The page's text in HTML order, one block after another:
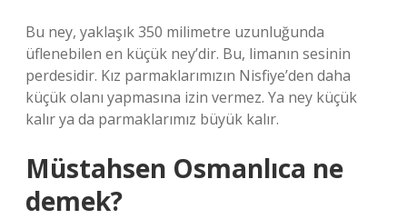
Bu ney, yaklaşık 350 milimetre uzunluğunda
üflenebilen en küçük ney’dir. Bu, limanın sesinin
perdesidir. Kız parmaklarımızın Nisfiye’den daha
küçük olanı yapmasına izin vermez. Ya ney küçük
kalır ya da parmaklarımız büyük kalır.
Müstahsen Osmanlıca ne
demek?